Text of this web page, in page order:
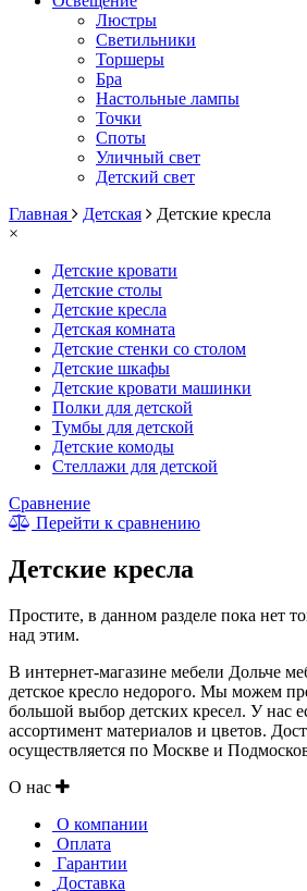
Люстры
Светильники
Торшеры
Бра
Настольные лампы
Точки
Споты
Уличный свет
Детский свет
Главная
Детская
Детские кресла
×
Детские кровати
Детские столы
Детские кресла
Детская комната
Детские стенки со столом
Детские шкафы
Детские кровати машинки
Полки для детской
Тумбы для детской
Детские комоды
Стеллажи для детской
Сравнение
Перейти к сравнению
Детские кресла
Простите, в данном разделе пока нет
над этим.
В интернет-магазине мебели Дольче
детское кресло недорого. Мы можем
большой выбор детских кресел. У нас
ассортимент материалов и цветов.
осуществляется по Москве и
О нас
О компании
Оплата
Гарантии
Доставка